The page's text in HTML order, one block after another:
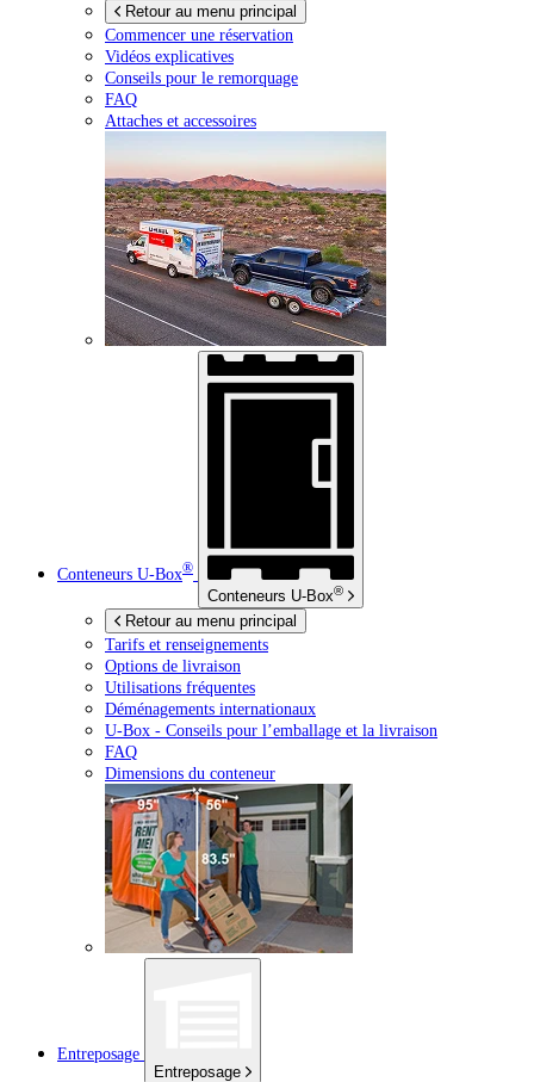
Retour au menu principal
Commencer une réservation
Vidéos explicatives
Conseils pour le remorquage
FAQ
Attaches et accessoires
Conteneurs U-Box®
Conteneurs U-Box®
Retour au menu principal
Tarifs et renseignements
Options de livraison
Utilisations fréquentes
Déménagements internationaux
U-Box - Conseils pour l’emballage et la livraison
FAQ
Dimensions du conteneur
Entreposage
Entreposage